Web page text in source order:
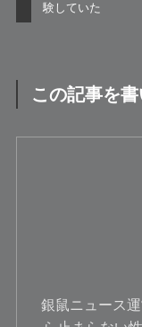
験していた
この記事を
銀鼠ニュース